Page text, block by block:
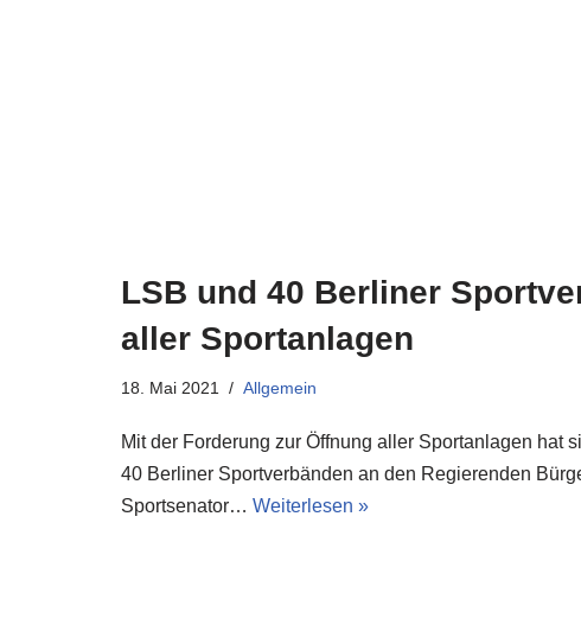
LSB und 40 Berliner
aller Sportanlagen
18. Mai 2021 Allgemein
Mit der Forderung zur Öffnung aller Sportanlagen hat
40 Berliner Sportverbänden an den Regierenden
Sportsenator… Weiterlesen »